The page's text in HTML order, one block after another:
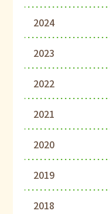
2024
2023
2022
2021
2020
2019
2018